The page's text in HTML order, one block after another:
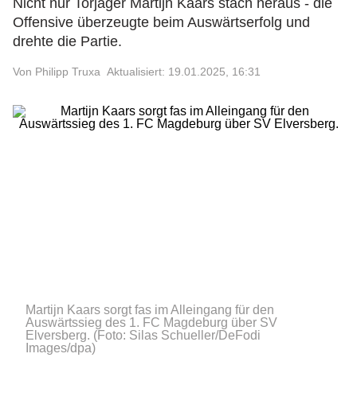
Nicht nur Torjäger Martijn Kaars stach heraus - die
Offensive überzeugte beim Auswärtserfolg und
drehte die Partie.
Von Philipp Truxa Aktualisiert: 19.01.2025, 16:31
Martijn Kaars sorgt fas im Alleingang für den
Auswärtssieg des 1. FC Magdeburg über SV
Elversberg. (Foto: Silas Schueller/DeFodi
Images/dpa)